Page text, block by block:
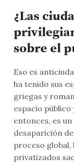
¿Las
sobre el
Eso es
ha tenido sus
griegas y
espacio
entonces, es
desaparición
proceso global,
privatizados